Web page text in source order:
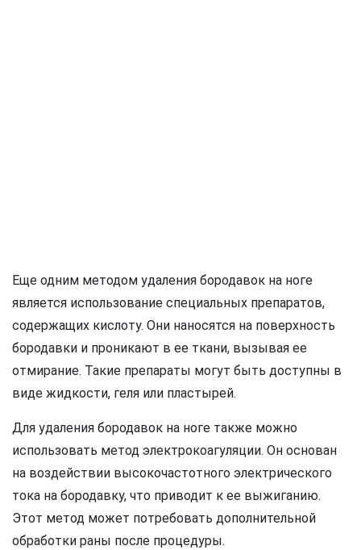
Еще одним методом удаления бородавок на ноге
является использование специальных препаратов,
содержащих кислоту. Они наносятся на поверхность
бородавки и проникают в ее ткани, вызывая ее
отмирание. Такие препараты могут быть доступны в
виде жидкости, геля или пластырей.
Для удаления бородавок на ноге также можно
использовать метод электрокоагуляции. Он основан
на воздействии высокочастотного электрического
тока на бородавку, что приводит к ее выжиганию.
Этот метод может потребовать дополнительной
обработки раны после процедуры.